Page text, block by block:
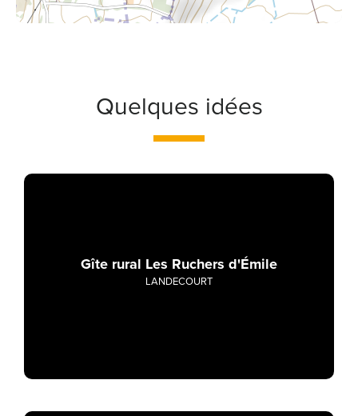
Quelques idées
Gîte rural Les Ruchers d'Émile
LANDECOURT